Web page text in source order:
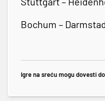
Bochum –
Igre na sreću mogu dovesti